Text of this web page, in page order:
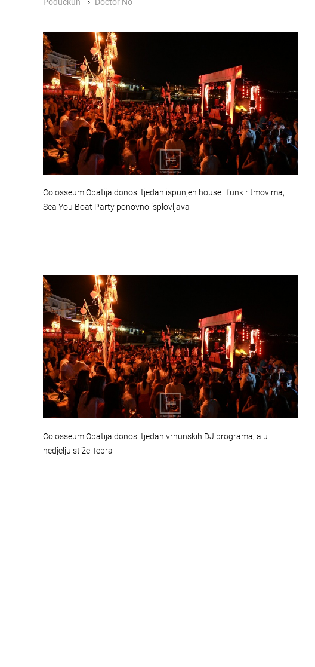
Colosseum Opatija donosi tjedan ispunjen house i funk ritmovima,
Sea You Boat Party ponovno isplovljava
Colosseum Opatija donosi tjedan vrhunskih DJ programa, a u
nedjelju stiže Tebra